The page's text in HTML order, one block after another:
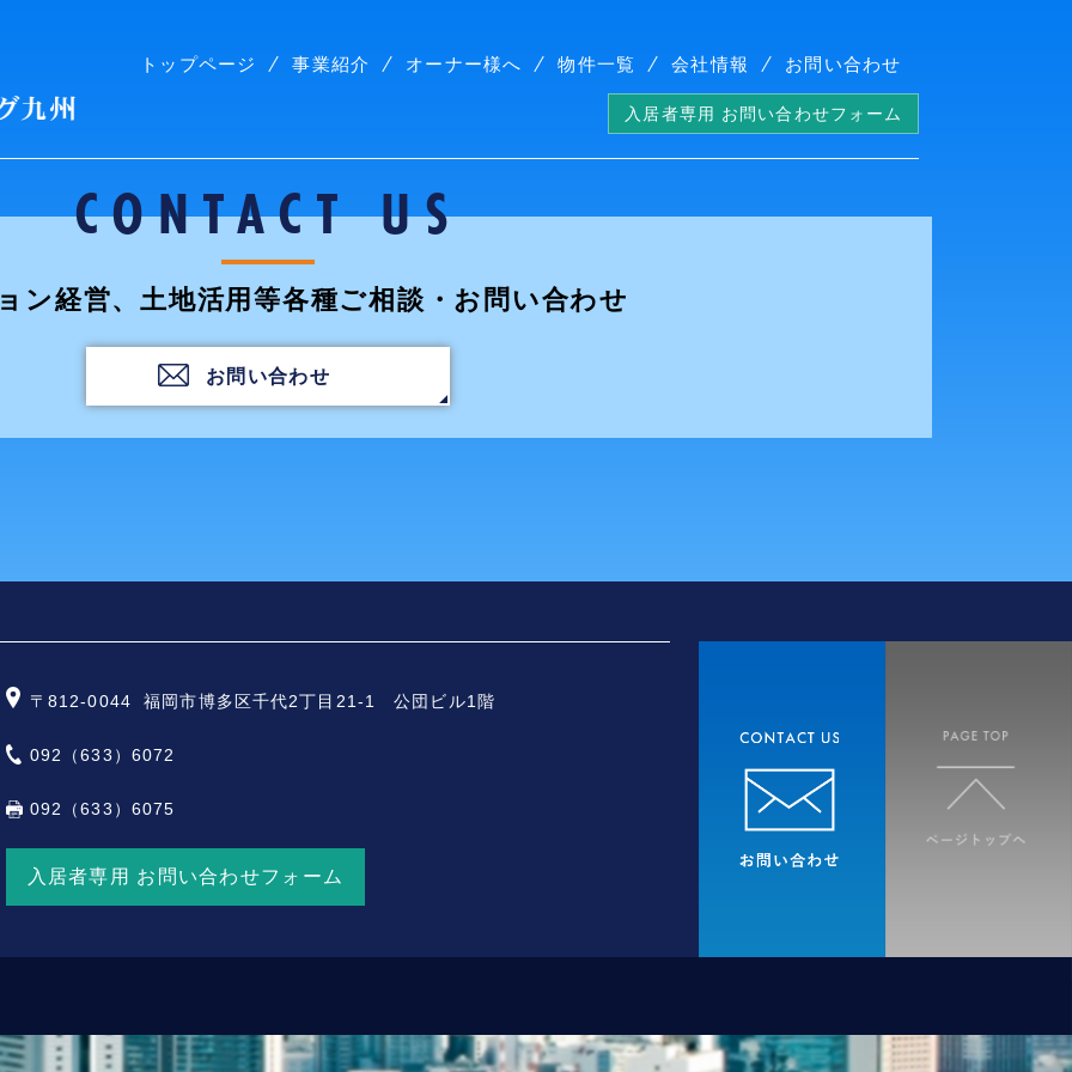
株式会社コープリビング九州
トップページ 事業紹介 オーナー様へ 物件一覧 会社情報 お問い合わせ
入居者専用 お問い合わせフォーム
CONTACT US
ン経営、土地活用等各種ご相談・お問い合わせ
お問い合わせ
〒812-0044 福岡市博多区千代2丁目21-1 公団ビル1階
092（633）6072
092（633）6075
入居者専用 お問い合わせフォーム